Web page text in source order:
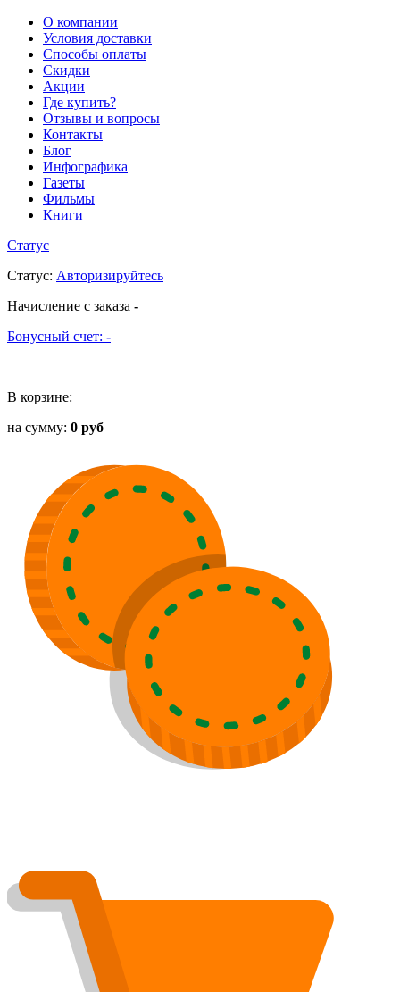
О компании
Условия доставки
Способы оплаты
Скидки
Акции
Где купить?
Отзывы и вопросы
Контакты
Блог
Инфографика
Газеты
Фильмы
Книги
Статус
Статус: Авторизируйтесь
Начисление с заказа -
Бонусный счет: -
В корзине:
на сумму: 0 руб